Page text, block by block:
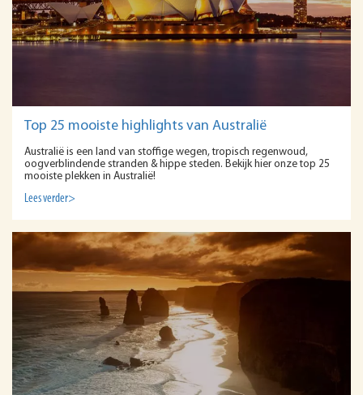
Top 25 mooiste highlights van Australië
Australië is een land van stoffige wegen, tropisch regenwoud,
oogverblindende stranden & hippe steden. Bekijk hier onze top 25
mooiste plekken in Australië!
Lees verder>